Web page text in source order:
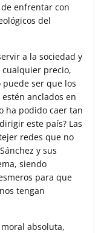
enfrentar con
del
a la sociedad y
precio,
ser que los
anclados en
ha podido caer tan
este país? Las
redes que no
y sus
siendo
para que
tengan
absoluta,